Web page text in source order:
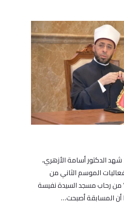
الأربعاء 08 يوليو 2026 شهد الدكتور أسامة الأزهري،
الموسم الثاني من
من رحاب مسجد السيدة نفيسة
أن المسابقة أصبحت…